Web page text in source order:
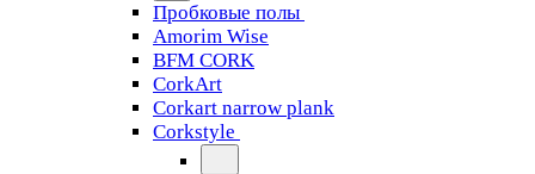
Пробковые полы
Amorim Wise
BFM CORK
CorkArt
Corkart narrow plank
Corkstyle